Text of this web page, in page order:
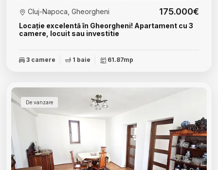
Locație excelentă în Gheorgheni! Apartament cu 3
camere, locuit sau investitie
Cluj-Napoca, Gheorgheni 175.000€
3 camere 1 baie 61.87mp
De vanzare